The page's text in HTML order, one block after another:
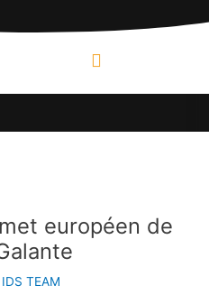
européen de
IDS TEAM